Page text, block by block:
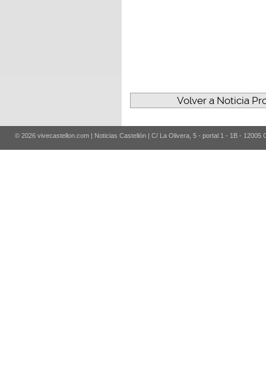
Volver a Noticia
© 2026 vivecastellon.com | Noticias Castellón | C/ La Olivera, 5 - portal 1 - 1B - 12005